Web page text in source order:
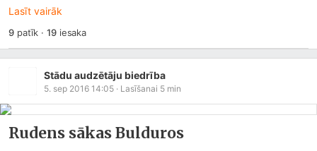
Lasīt vairāk
9patīk ·19iesaka
Stādu audzētāju biedrība
5. sep 2016 14:05 · Lasīšanai 5 min
Rudens sākas Bulduros